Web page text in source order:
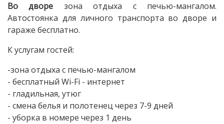
Во дворе зона отдыха с печью-мангалом.
Автостоянка для личного транспорта во дворе и
гараже бесплатно.
К услугам гостей:
-зона отдыха с печью-мангалом
- бесплатный Wi-Fi - интернет
- гладильная, утюг
- смена белья и полотенец через 7-9 дней
- уборка в номере через 1 день